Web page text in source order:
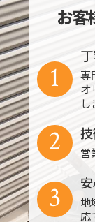
お客
専
オ
し
1
営
2
地
応
3